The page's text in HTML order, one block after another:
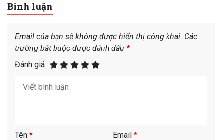
Bình luận
Email của bạn sẽ không được hiển thị công khai. Các
trường bắt buộc được đánh dấu *
Đánh giá
Tên * Email *